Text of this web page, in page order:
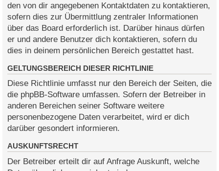
den von dir angegebenen Kontaktdaten zu kontaktieren,
sofern dies zur Übermittlung zentraler Informationen
über das Board erforderlich ist. Darüber hinaus dürfen
er und andere Benutzer dich kontaktieren, sofern du
dies in deinem persönlichen Bereich gestattet hast.
GELTUNGSBEREICH DIESER RICHTLINIE
Diese Richtlinie umfasst nur den Bereich der Seiten, die
die phpBB-Software umfassen. Sofern der Betreiber in
anderen Bereichen seiner Software weitere
personenbezogene Daten verarbeitet, wird er dich
darüber gesondert informieren.
AUSKUNFTSRECHT
Der Betreiber erteilt dir auf Anfrage Auskunft, welche